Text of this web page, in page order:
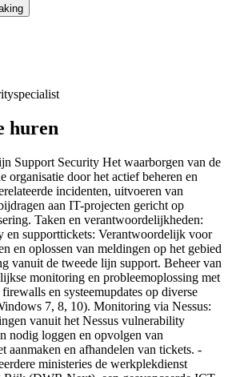
huren
Support Security Het waarborgen van de
organisatie door het actief beheren en
incidenten, uitvoeren van
aan IT-projecten gericht op
Taken en verantwoordelijkheden:
en supporttickets: Verantwoordelijk voor
en oplossen van meldingen op het gebied
vanuit de tweede lijn support. Beheer van
monitoring en probleemoplossing met
en systeemupdates op diverse
7, 8, 10). Monitoring via Nessus:
vanuit het Nessus vulnerability
nodig loggen en opvolgen van
aanmaken en afhandelen van tickets. -
ministeries de werkplekdienst